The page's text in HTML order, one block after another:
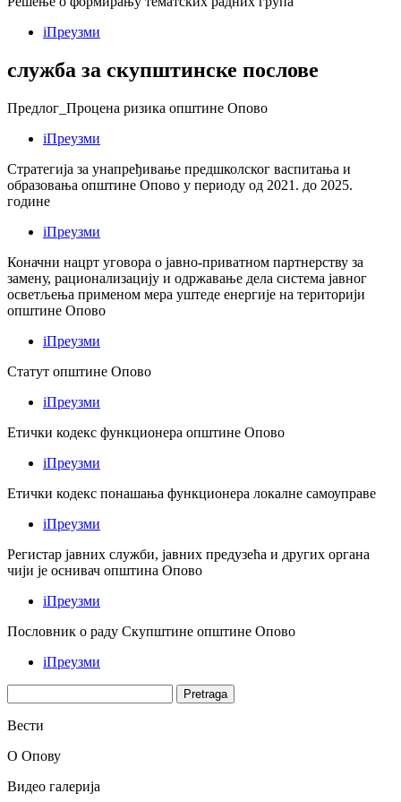
iПреузми
служба за скупштинске послове
Предлог_Процена ризика општине Опово
iПреузми
Стратегија за унапређивање предшколског васпитања и
образовања општине Опово у периоду од 2021. до 2025.
године
iПреузми
Коначни нацрт уговора о јавно-приватном партнерству за
замену, рационализацију и одржавање дела система јавног
осветљења применом мера уштеде енергије на територији
општине Опово
iПреузми
Статут општине Опово
iПреузми
Етички кодекс функционера општине Опово
iПреузми
Етички кодекс понашања функционера локалне самоуправе
iПреузми
Регистар јавних служби, јавних предузећа и других органа
чији је оснивач општина Опово
iПреузми
Пословник о раду Скупштине општине Опово
iПреузми
Вести
О Опову
Видео галерија